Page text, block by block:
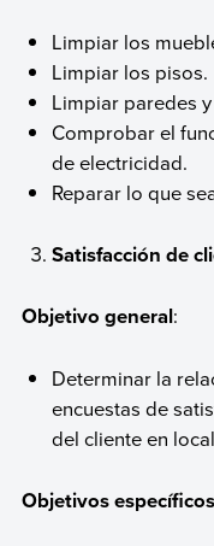
Limpiar los
Limpiar los pisos.
Limpiar paredes
Comprobar el
de electricidad.
Reparar lo que
Satisfacción de
Objetivo general:
Determinar la
encuestas de
del cliente en
Objetivos específicos